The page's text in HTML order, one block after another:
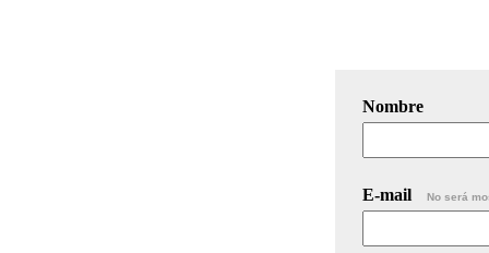
Nombre
E-mail No será